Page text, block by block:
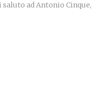
saluto ad Antonio